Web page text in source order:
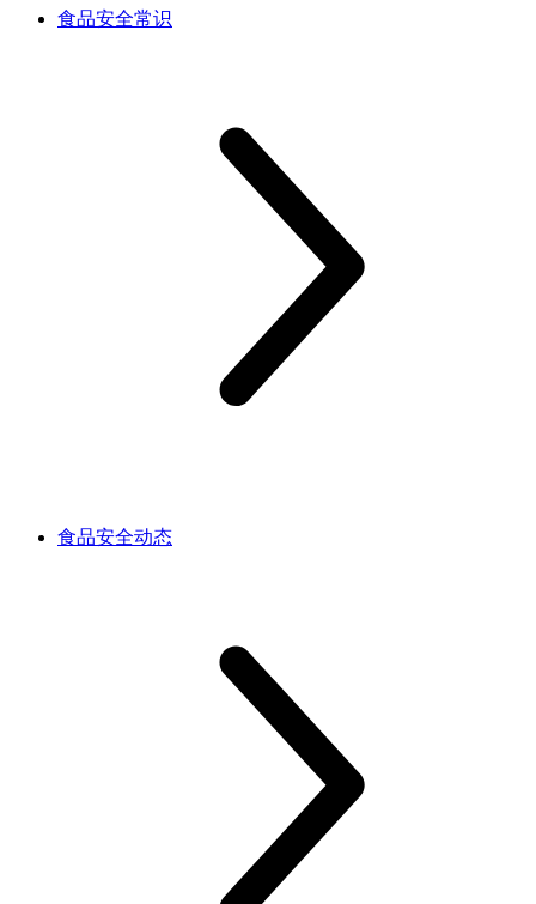
食品安全常识
食品安全动态